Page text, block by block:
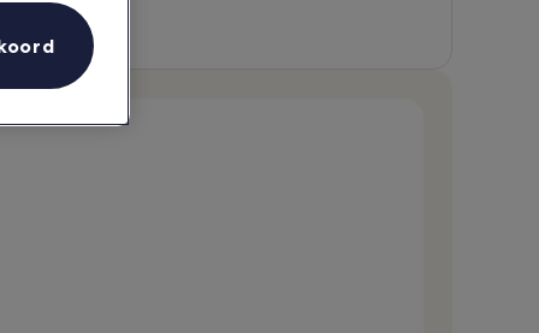
Nu zoeken